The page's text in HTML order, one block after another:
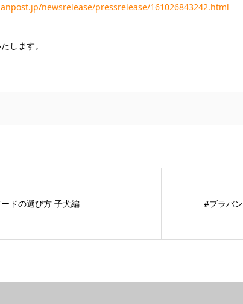
newsrelease/pressrelease/161026843242.html
します。
ードの選び方 子犬編 #ブラバ